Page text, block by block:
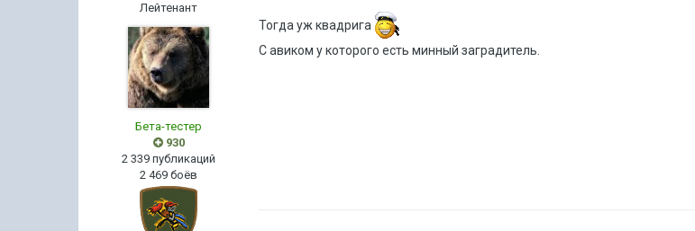
Лейтенант
Бета-тестер
930
2 339 публикаций
2 469 боёв
Тогда уж квадрига
С авиком у которого есть минный заградитель.